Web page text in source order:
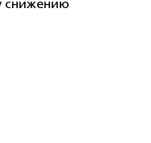
снижению